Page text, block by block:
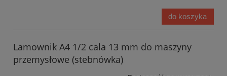
do koszyka
Lamownik A4 1/2 cala 13 mm do maszyny
przemysłowe (stebnówka)